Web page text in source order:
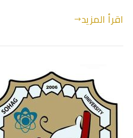
اقرأ المزيد